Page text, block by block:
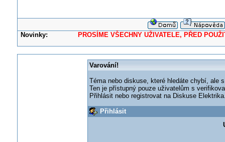
Novinky: PROSÍME VŠECHNY UŽIVATELE, PŘED
Varování!
Téma nebo diskuse, které hledáte chybí, ale
Ten je přístupný pouze uživatelům s
Přihlásit nebo registrovat na Diskuse
Přihlásit